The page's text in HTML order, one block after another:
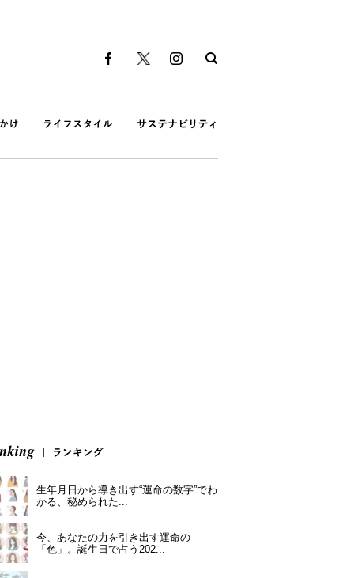
生年月日から導き出す“運命の数字”でわ
かる、秘められた...
今、あなたの力を引き出す運命の
「色」。誕生日で占う202...